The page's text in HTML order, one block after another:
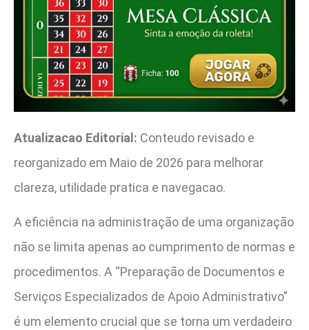
Atualizacao Editorial: Conteudo revisado e
reorganizado em Maio de 2026 para melhorar
clareza, utilidade pratica e navegacao.
A eficiência na administração de uma organização
não se limita apenas ao cumprimento de normas e
procedimentos. A “Preparação de Documentos e
Serviços Especializados de Apoio Administrativo”
é um elemento crucial que se torna um verdadeiro